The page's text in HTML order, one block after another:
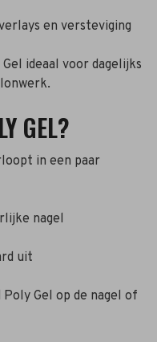
en versteviging
ideaal voor dagelijks
GEL?
in een paar
nagel
uit
Gel op de nagel of